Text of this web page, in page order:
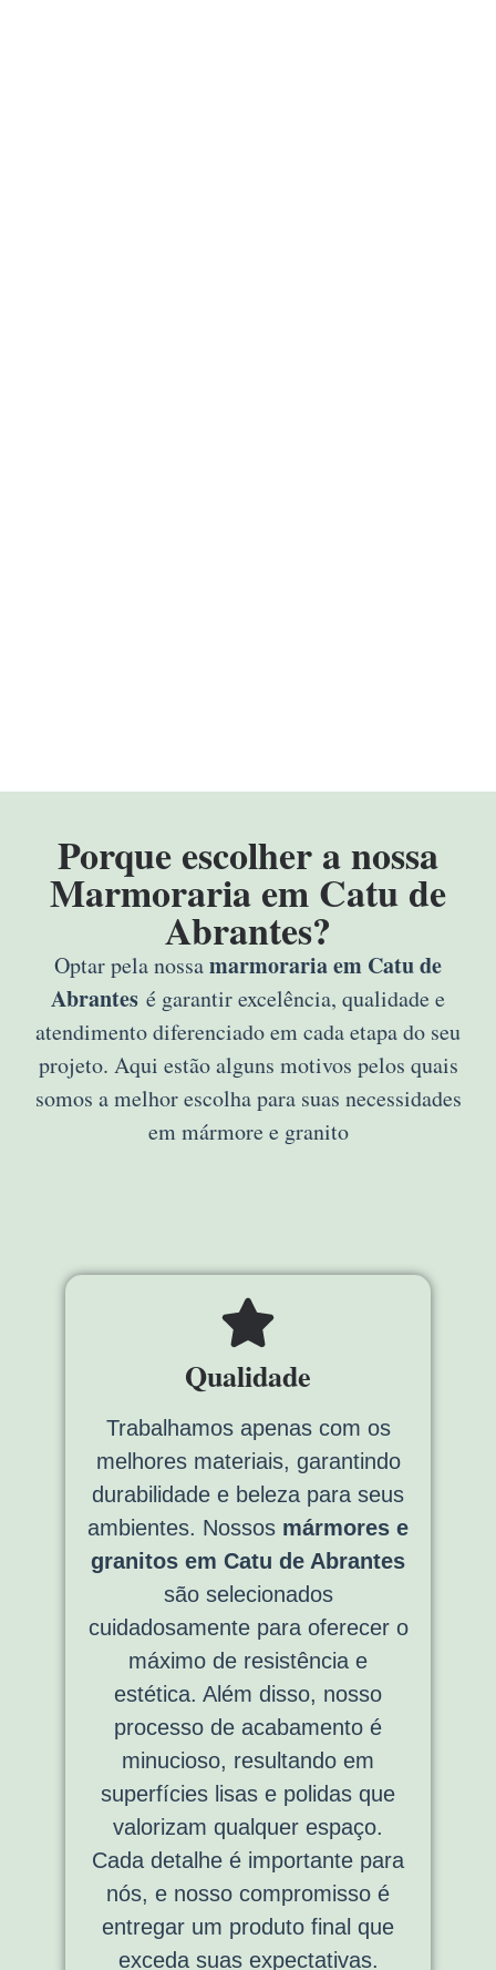
Porque escolher a nossa
Marmoraria em Catu de
Abrantes?
Optar pela nossamarmoraria em Catu de
Abrantes é garantir excelência, qualidade e
atendimento diferenciado em cada etapa do seu
projeto. Aqui estão alguns motivos pelos quais
somos a melhor escolha para suas necessidades
em mármore e granito
Qualidade
Trabalhamos apenas com os
melhores materiais, garantindo
durabilidade e beleza para seus
ambientes. Nossos mármores e
granitos em Catu de Abrantes
são selecionados
cuidadosamente para oferecer o
máximo de resistência e
estética. Além disso, nosso
processo de acabamento é
minucioso, resultando em
superfícies lisas e polidas que
valorizam qualquer espaço.
Cada detalhe é importante para
nós, e nosso compromisso é
entregar um produto final que
exceda suas expectativas.